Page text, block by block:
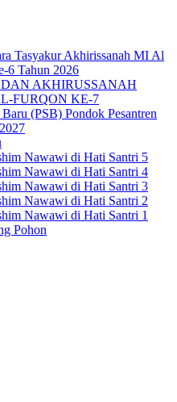
Tasyakur Akhirissanah MI Al
6 Tahun 2026
AKHIRUSSANAH
FURQON KE-7
(PSB) Pondok Pesantren
Nawawi di Hati Santri 5
Nawawi di Hati Santri 4
Nawawi di Hati Santri 3
Nawawi di Hati Santri 2
Nawawi di Hati Santri 1
Pohon